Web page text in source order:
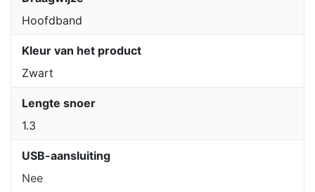
Hoofdband
Kleur van het product
Zwart
Lengte snoer
1.3
USB-aansluiting
Nee